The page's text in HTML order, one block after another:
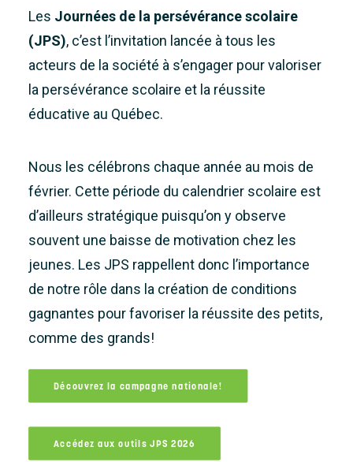
Les Journées de la persévérance scolaire
(JPS), c’est l’invitation lancée à tous les
acteurs de la société à s’engager pour valoriser
la persévérance scolaire et la réussite
éducative au Québec.
Nous les célébrons chaque année au mois de
février. Cette période du calendrier scolaire est
d’ailleurs stratégique puisqu’on y observe
souvent une baisse de motivation chez les
jeunes. Les JPS rappellent donc l’importance
de notre rôle dans la création de conditions
gagnantes pour favoriser la réussite des petits,
comme des grands!
Découvrez la campagne nationale!
Accédez aux outils JPS 2026